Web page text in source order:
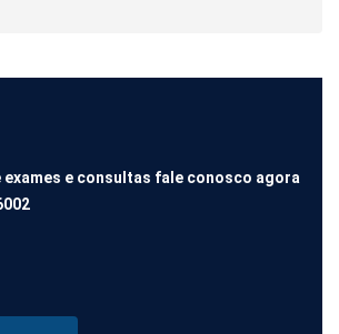
exames e consultas fale conosco agora